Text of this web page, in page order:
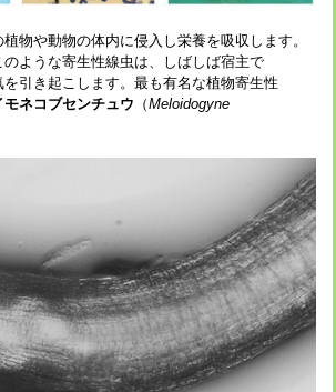
物や動物の体内に侵入し栄養を吸収します。
のような寄生性線虫は、しばしば宿主で
引き起こします。最も有名な植物寄生性
モネコブセンチュウ （Meloidogyne